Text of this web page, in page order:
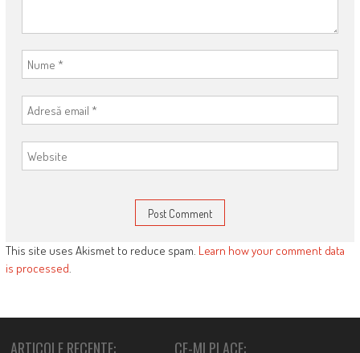
This site uses Akismet to reduce spam. Learn how your comment data
is processed.
ARTICOLE RECENTE: CE-MI PLACE: